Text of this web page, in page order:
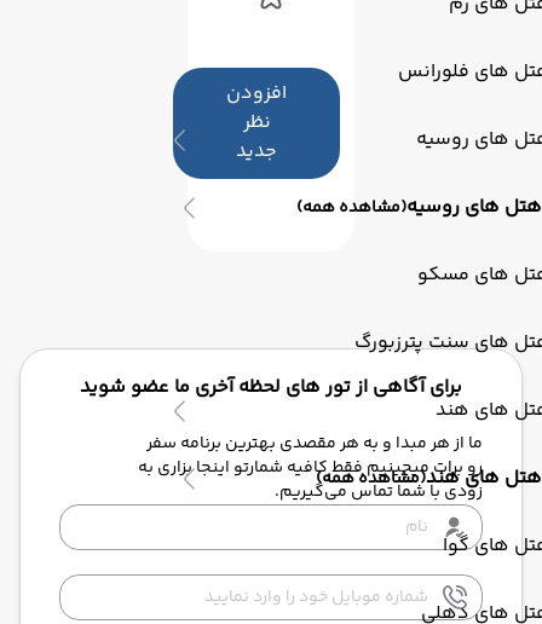
های فلورانس
های روسیه
هتل های روسیه(مشاهده همه)
های مسکو
های سنت پترزبورگ
های هند
هتل های هند(مشاهده همه)
های گوا
های دهلی
افزودن
نظر
جدید
برای آگاهی از تور های لحظه آخری ما عضو شوید
ما از هر مبدا و به هر مقصدی بهترین برنامه سفر
رو برات میچینیم فقط کافیه شمارتو اینجا بزاری به
زودی با شما تماس می‌گیریم.